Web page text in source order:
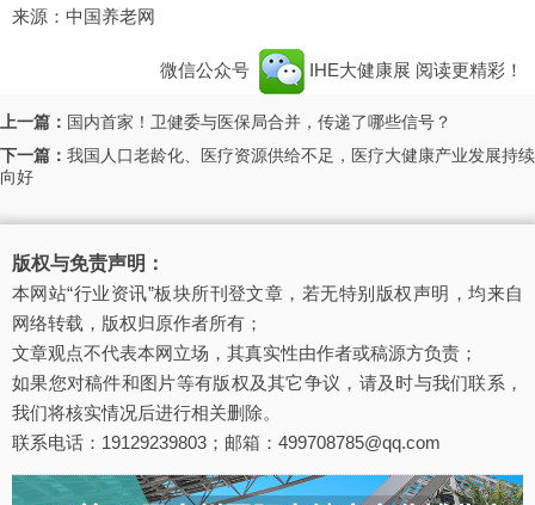
来源：中国养老网
微信公众号 IHE大健康展 阅读更精彩！
上一篇： 国内首家！卫健委与医保局合并，传递了哪些信号？
下一篇： 我国人口老龄化、医疗资源供给不足，医疗大健康产业发展持续
向好
版权与免责声明：
本网站“行业资讯”板块所刊登文章，若无特别版权声明，均来自
网络转载，版权归原作者所有；
文章观点不代表本网立场，其真实性由作者或稿源方负责；
如果您对稿件和图片等有版权及其它争议，请及时与我们联系，
我们将核实情况后进行相关删除。
联系电话：19129239803；邮箱：499708785@qq.com